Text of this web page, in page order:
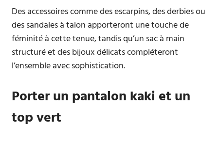
Des accessoires comme des escarpins, des derbies ou
des sandales à talon apporteront une touche de
féminité à cette tenue, tandis qu’un sac à main
structuré et des bijoux délicats compléteront
l’ensemble avec sophistication.
Porter un pantalon kaki et un
top vert